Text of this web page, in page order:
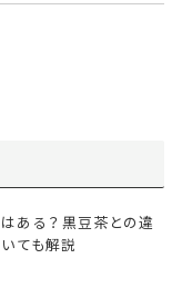
ある？黒豆茶との違
ても解説